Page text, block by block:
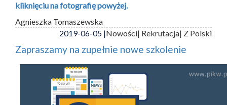
kliknięciu na fotografię powyżej.
Agnieszka Tomaszewska
2019-06-05 |Nowości| Rekrutacja| Z Polski
Zapraszamy na zupełnie nowe szkolenie